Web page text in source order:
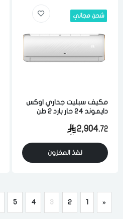
شحن مجاني
مكيف سبليت جداري اوكس
دايموند 24 حار بارد 2 طن
كمبروسر روتاري
2,904.72
نفذ المخزون
«
1
2
3
4
5